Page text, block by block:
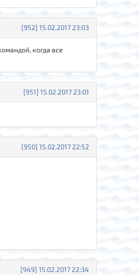
[952] 15.02.2017 23:03
когда все
[951] 15.02.2017 23:01
[950] 15.02.2017 22:52
[949] 15.02.2017 22:34